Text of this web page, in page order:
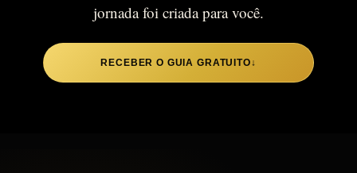
jornada foi criada para você.
RECEBER O GUIA GRATUITO↓